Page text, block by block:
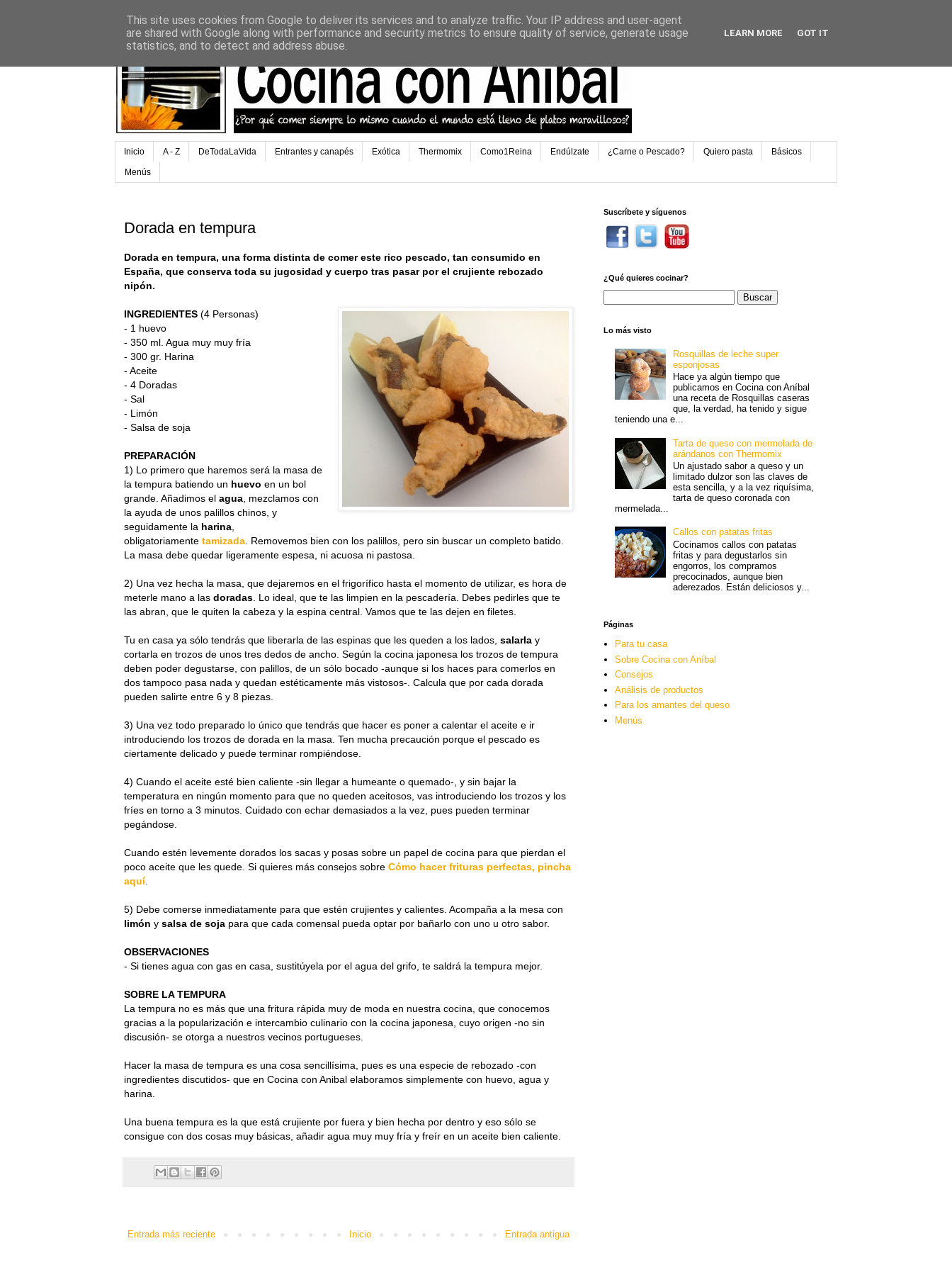
Inicio A - Z DeTodaLaVida Entrantes y canapés Exótica Thermomix Como1Reina Endúlzate ¿Carne o Pescado? Quiero pasta Básicos
Menús
Dorada en tempura
Dorada en tempura, una forma distinta de comer este rico pescado, tan consumido en
España, que conserva toda su jugosidad y cuerpo tras pasar por el crujiente rebozado
nipón.
INGREDIENTES (4 Personas)
- 1 huevo
- 350 ml. Agua muy muy fría
- 300 gr. Harina
- Aceite
- 4 Doradas
- Sal
- Limón
- Salsa de soja
PREPARACIÓN
1) Lo primero que haremos será la masa de
la tempura batiendo un huevo en un bol
grande. Añadimos el agua , mezclamos con
la ayuda de unos palillos chinos, y
seguidamente la harina
obligatoriamente tamizada . Removemos bien con los palillos, pero sin buscar un completo batido.
La masa debe quedar ligeramente espesa, ni acuosa ni pastosa.
2) Una vez hecha la masa, que dejaremos en el frigorífico hasta el momento de utilizar, es hora de
meterle mano a las doradas . Lo ideal, que te las limpien en la pescadería. Debes pedirles que te
las abran, que le quiten la cabeza y la espina central. Vamos que te las dejen en filetes.
Tu en casa ya sólo tendrás que liberarla de las espinas que les queden a los lados, salarla y
cortarla en trozos de unos tres dedos de ancho. Según la cocina japonesa los trozos de tempura
deben poder degustarse, con palillos, de un sólo bocado -aunque si los haces para comerlos en
dos tampoco pasa nada y quedan estéticamente más vistosos-. Calcula que por cada dorada
pueden salirte entre 6 y 8 piezas.
3) Una vez todo preparado lo único que tendrás que hacer es poner a calentar el aceite e ir
introduciendo los trozos de dorada en la masa. Ten mucha precaución porque el pescado es
ciertamente delicado y puede terminar rompiéndose.
4) Cuando el aceite esté bien caliente -sin llegar a humeante o quemado-, y sin bajar la
temperatura en ningún momento para que no queden aceitosos, vas introduciendo los trozos y los
fríes en torno a 3 minutos. Cuidado con echar demasiados a la vez, pues pueden terminar
pegándose.
Cuando estén levemente dorados los sacas y posas sobre un papel de cocina para que pierdan el
poco aceite que les quede. Si quieres más consejos sobre Cómo hacer frituras perfectas, pincha
aquí.
5) Debe comerse inmediatamente para que estén crujientes y calientes. Acompaña a la mesa con
limón y salsa de soja para que cada comensal pueda optar por bañarlo con uno u otro sabor.
OBSERVACIONES
- Si tienes agua con gas en casa, sustitúyela por el agua del grifo, te saldrá la tempura mejor.
SOBRE LA TEMPURA
La tempura no es más que una fritura rápida muy de moda en nuestra cocina, que conocemos
gracias a la popularización e intercambio culinario con la cocina japonesa, cuyo origen -no sin
discusión- se otorga a nuestros vecinos portugueses.
Hacer la masa de tempura es una cosa sencillísima, pues es una especie de rebozado -con
ingredientes discutidos- que en Cocina con Anibal elaboramos simplemente con huevo, agua y
harina.
Una buena tempura es la que está crujiente por fuera y bien hecha por dentro y eso sólo se
consigue con dos cosas muy básicas, añadir agua muy muy fría y freír en un aceite bien caliente.
Entrada más reciente Entrada antigua
Inicio
Suscríbete y síguenos
¿Qué quieres cocinar?
Lo más visto
Rosquillas de leche super
esponjosas
Hace ya algún tiempo que
publicamos en Cocina con Aníbal
una receta de Rosquillas caseras
que, la verdad, ha tenido y sigue
teniendo una e...
Tarta de queso con mermelada de
arándanos con Thermomix
Un ajustado sabor a queso y un
limitado dulzor son las claves de
esta sencilla, y a la vez riquísima,
tarta de queso coronada con
mermelada...
Callos con patatas fritas
Cocinamos callos con patatas
fritas y para degustarlos sin
engorros, los compramos
precocinados, aunque bien
aderezados. Están deliciosos y...
Páginas
Para tu casa
Sobre Cocina con Aníbal
Consejos
Análisis de productos
Para los amantes del queso
Menús
This site uses cookies from Google to deliver its services and to analyze traffic. Your IP address and user-agent
are shared with Google along with performance and security metrics to ensure quality of service, generate usage
statistics, and to detect and address abuse.
LEARN MORE GOT IT